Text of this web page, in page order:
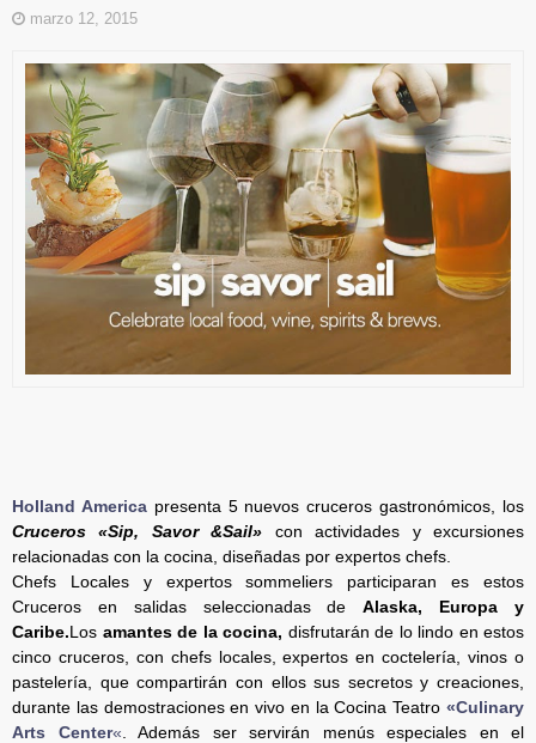
marzo 12, 2015
Holland Americapresenta 5 nuevos cruceros gastronómicos, los
Cruceros «Sip, Savor &Sail» con actividades y excursiones
relacionadas con la cocina, diseñadas por expertos chefs.
Chefs Locales y expertos sommeliers participaran es estos
Cruceros en salidas seleccionadas deAlaska, Europa y
Caribe.Los amantes de la cocina, disfrutarán de lo lindo en estos
cinco cruceros, con chefs locales, expertos en coctelería, vinos o
pastelería, que compartirán con ellos sus secretos y creaciones,
durante las demostraciones en vivo en la Cocina Teatro «Culinary
Arts Center« . Además ser servirán menús especiales en el